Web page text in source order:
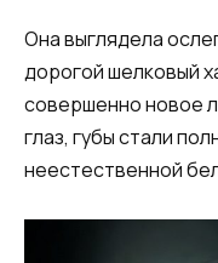
Она выглядела
дорогой шелковый
совершенно новое
глаз, губы стали
неестественной